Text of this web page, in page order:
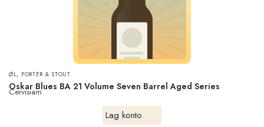
ØL, PORTER & STOUT
Oskar Blues BA 21 Volume Seven Barrel Aged Series
Cervisiam
Lag konto